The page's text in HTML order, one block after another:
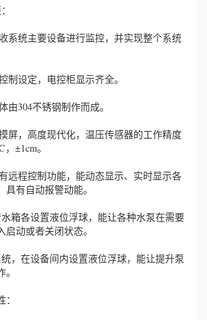
统主要设备进行监控，并实现整个系统
设定，电控柜显示齐全。
304不锈钢制作而成。
，高度现代化，温压传感器的工作精度
±1cm。
程控制功能，能动态显示、实时显示各
有自动报警动能。
各设置液位浮球，能让各种水泵在需要
动或者关闭状态。
在设备间内设置液位浮球，能让提升泵